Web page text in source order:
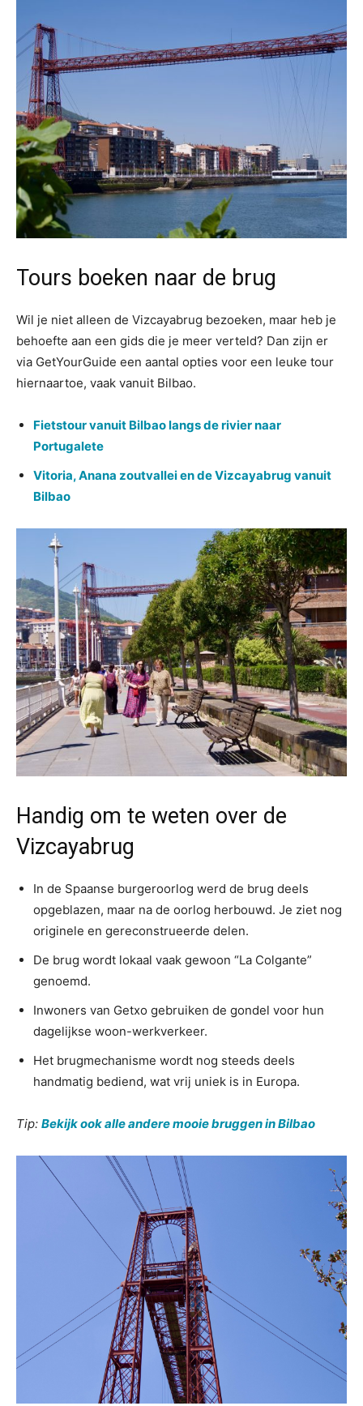
Tours boeken naar de brug
Wil je niet alleen de Vizcayabrug bezoeken, maar heb je
behoefte aan een gids die je meer verteld? Dan zijn er
via GetYourGuide een aantal opties voor een leuke tour
hiernaartoe, vaak vanuit Bilbao.
Fietstour vanuit Bilbao langs de rivier naar
Portugalete
Vitoria, Anana zoutvallei en de Vizcayabrug vanuit
Bilbao
Handig om te weten over de
Vizcayabrug
In de Spaanse burgeroorlog werd de brug deels
opgeblazen, maar na de oorlog herbouwd. Je ziet nog
originele en gereconstrueerde delen.
De brug wordt lokaal vaak gewoon “La Colgante”
genoemd.
Inwoners van Getxo gebruiken de gondel voor hun
dagelijkse woon-werkverkeer.
Het brugmechanisme wordt nog steeds deels
handmatig bediend, wat vrij uniek is in Europa.
Tip: Bekijk ook alle andere mooie bruggen in Bilbao